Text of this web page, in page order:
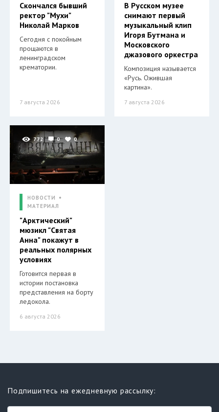
Скончался бывший
ректор "Мухи"
Николай Марков
Сегодня с покойным
прощаются в
ленинградском
крематории.
7 августа 2026
В Русском музее
снимают первый
музыкальный клип
Игоря Бутмана и
Московского
джазового оркестра
Композиция называется
«Русь. Ожившая
картина».
7 августа 2026
772 0 0
НОВОСТИ
МАТЕРИАЛ
"Арктический"
мюзикл "Святая
Анна" покажут в
реальных полярных
условиях
Готовится первая в
истории постановка
представления на борту
ледокола.
6 августа 2026
Подпишитесь на ежедневную рассылку: